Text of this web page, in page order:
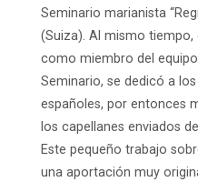
Seminario marianista
(Suiza). Al mismo
como miembro del
Seminario, se dedicó a
españoles, por entonces
los capellanes enviados
Este pequeño trabajo
una aportación muy